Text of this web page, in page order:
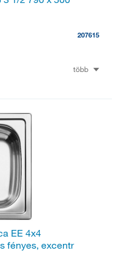
207615
több
EE 4x4
fényes, excentr